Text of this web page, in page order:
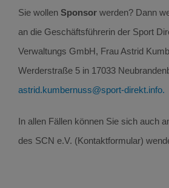
Sie wollen Sponsor werden? Dann
an die Geschäftsführerin der Sport
Verwaltungs GmbH, Frau Astrid
Werderstraße 5 in 17033
astrid.kumbernuss@sport-direkt.info.
In allen Fällen können Sie sich auch
des SCN e.V. (Kontaktformular)